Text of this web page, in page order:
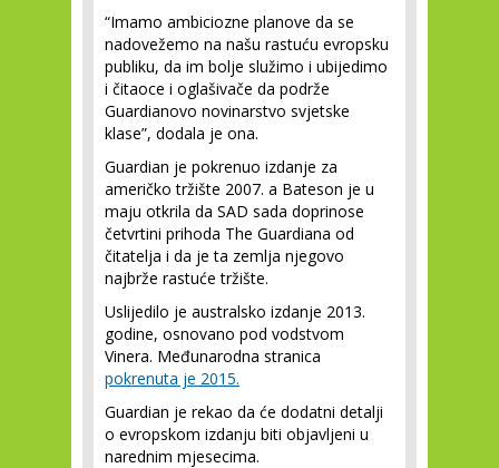
“Imamo ambiciozne planove da se
nadovežemo na našu rastuću evropsku
publiku, da im bolje služimo i ubijedimo
i čitaoce i oglašivače da podrže
Guardianovo novinarstvo svjetske
klase”, dodala je ona.
Guardian je pokrenuo izdanje za
američko tržište 2007. a Bateson je u
maju otkrila da SAD sada doprinose
četvrtini prihoda The Guardiana od
čitatelja i da je ta zemlja njegovo
najbrže rastuće tržište.
Uslijedilo je australsko izdanje 2013.
godine, osnovano pod vodstvom
Vinera. Međunarodna stranica
pokrenuta je 2015.
Guardian je rekao da će dodatni detalji
o evropskom izdanju biti objavljeni u
narednim mjesecima.